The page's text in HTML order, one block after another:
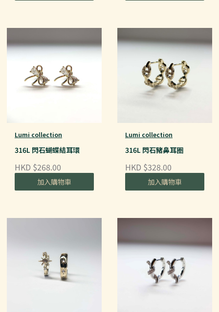
Lumi collection
316L 閃石蝴蝶結耳環
HKD $268.00
加入購物車
Lumi collection
316L 閃石豬鼻耳圈
HKD $328.00
加入購物車